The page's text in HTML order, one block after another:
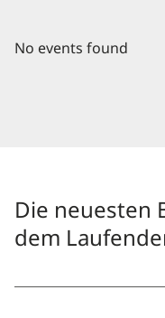
No events found
Die neuesten
dem